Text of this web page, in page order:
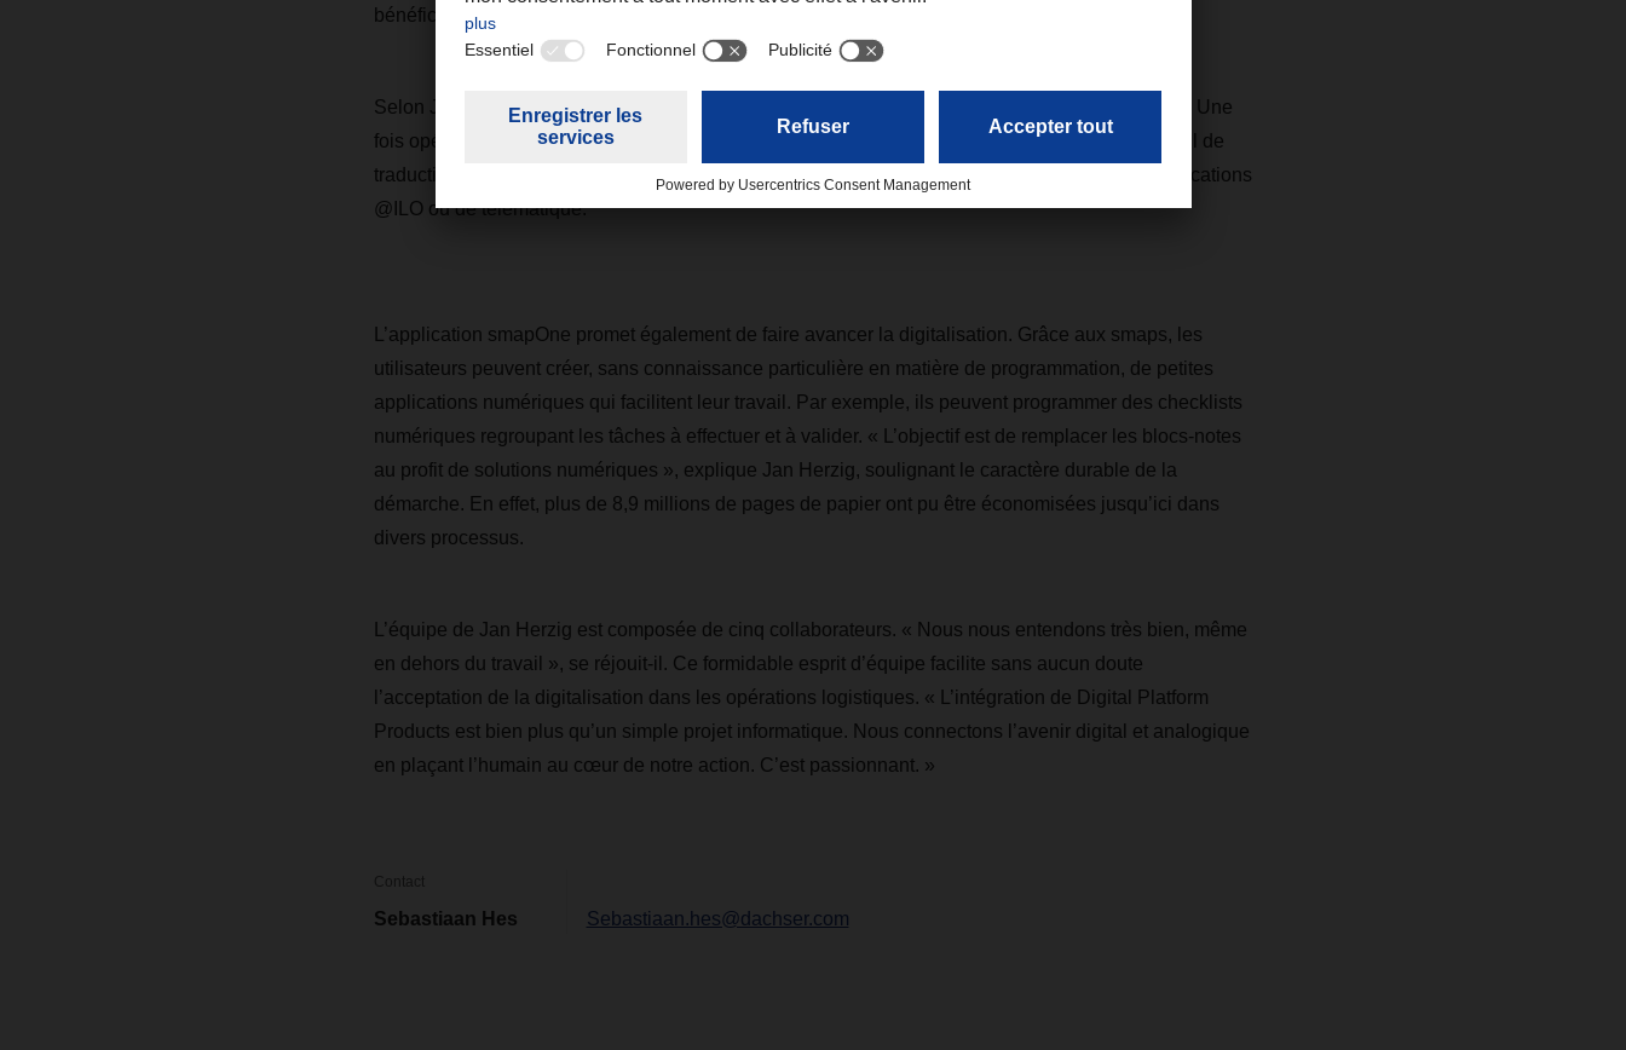
bénéficier des outils de communication numérique au cours des prochaines années.
Selon Jan Herzig, les possibilités d’amélioration dans ce domaine sont « quasiment illimitées ». Une
fois opérationnelles, les tablettes faciliteront l’utilisation de différentes applications, comme l’outil de
traduction « Dachser Translate », en cours de développement, ou les intégrations avec les applications
@ILO ou de télématique.
L’application smapOne promet également de faire avancer la digitalisation. Grâce aux smaps, les
utilisateurs peuvent créer, sans connaissance particulière en matière de programmation, de petites
applications numériques qui facilitent leur travail. Par exemple, ils peuvent programmer des checklists
numériques regroupant les tâches à effectuer et à valider. « L’objectif est de remplacer les blocs-notes
au profit de solutions numériques », explique Jan Herzig, soulignant le caractère durable de la
démarche. En effet, plus de 8,9 millions de pages de papier ont pu être économisées jusqu’ici dans
divers processus.
L’équipe de Jan Herzig est composée de cinq collaborateurs. « Nous nous entendons très bien, même
en dehors du travail », se réjouit-il. Ce formidable esprit d’équipe facilite sans aucun doute
l’acceptation de la digitalisation dans les opérations logistiques. « L’intégration de Digital Platform
Products est bien plus qu’un simple projet informatique. Nous connectons l’avenir digital et analogique
en plaçant l’humain au cœur de notre action. C’est passionnant. »
Contact
Sebastiaan Hes Sebastiaan.hes@dachser.com